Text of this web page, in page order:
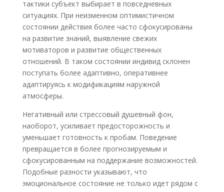
тактики субъект выбирает в повседневных
ситуациях. При неизменном оптимистичном
состоянии действия более часто сфокусированы
на развитие знаний, выявление свежих
мотиваторов и развитие общественных
отношений. В таком состоянии индивид склонен
поступать более адаптивно, оперативнее
адаптируясь к модификациям наружной
атмосферы.
Негативный или стрессовый душевный фон,
наоборот, усиливает предосторожность и
уменьшает готовность к пробам. Поведение
превращается в более прогнозируемым и
сфокусированным на поддержание возможностей.
Подобные разности указывают, что
эмоциональное состояние не только идет рядом с